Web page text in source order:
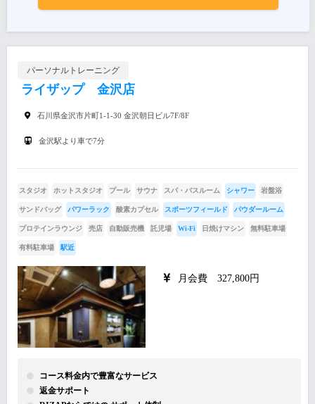
パーソナルトレーニング
ライザップ 金沢店
石川県金沢市片町1-1-30 金沢朝日ビル7F/8F
金沢駅より車で7分
スタジオ ホットスタジオ プール サウナ スパ・バスルーム シャワー 岩盤浴
サンドバッグ パワーラック 酸素カプセル スポーツフィールド パウダールーム
プロテインラウンジ 売店 自動販売機 託児場 Wi-Fi 日焼けマシン 無料駐車場
有料駐車場 駅近
月会費 327,800円
コース料金内で豊富なサービス
返金サポート